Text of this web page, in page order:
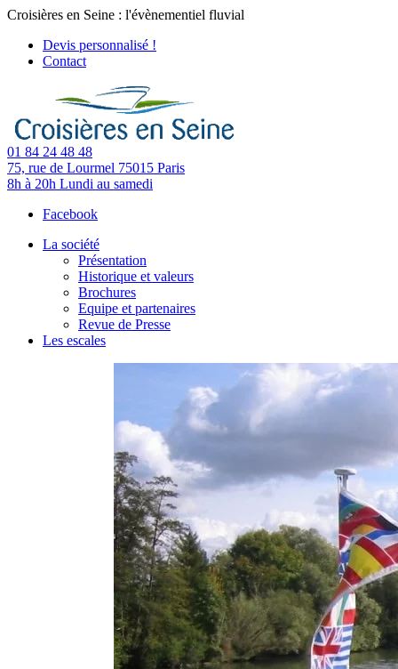
Croisières en Seine : l'évènementiel fluvial
Devis personnalisé !
Contact
01 84 24 48 48
75, rue de Lourmel 75015 Paris
8h à 20h Lundi au samedi
Facebook
La société
Présentation
Historique et valeurs
Brochures
Equipe et partenaires
Revue de Presse
Les escales